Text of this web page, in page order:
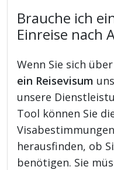
Brauche ich
Einreise nach
Wenn Sie sich
ein Reisevisum
unsere
Tool können Sie
herausfinden, ob
benötigen. Sie